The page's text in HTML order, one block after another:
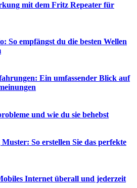
mit dem Fritz Repeater für
So empfängst du die besten Wellen
Ein umfassender Blick auf
und wie du sie behebst
So erstellen Sie das perfekte
Internet überall und jederzeit